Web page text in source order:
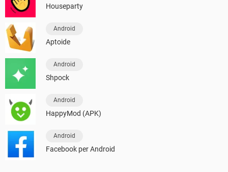
Houseparty
Android
Aptoide
Android
Shpock
Android
HappyMod (APK)
Android
Facebook per Android